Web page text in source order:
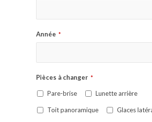
Année *
Pièces à changer *
Pare-brise Lunette arrière
Toit panoramique Glaces